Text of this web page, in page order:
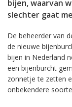
bijen, waarvan
slechter gaat
De beheerder van
de nieuwe
bijen in Nederland
een bijenburcht
zonnetje te zetten
onbekendere